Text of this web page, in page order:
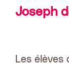
Joseph
Les élèves